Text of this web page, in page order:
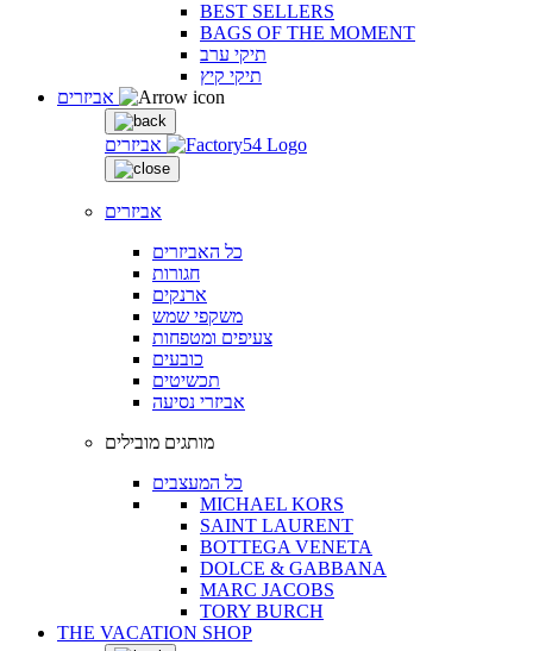
BEST SELLERS
BAGS OF THE MOMENT
תיקי ערב
תיקי קיץ
אביזרים
אביזרים
כל האביזרים
חגורות
ארנקים
משקפי שמש
צעיפים ומטפחות
כובעים
תכשיטים
אביזרי נסיעה
מותגים מובילים
כל המעצבים
MICHAEL KORS
SAINT LAURENT
BOTTEGA VENETA
DOLCE & GABBANA
MARC JACOBS
TORY BURCH
THE VACATION SHOP